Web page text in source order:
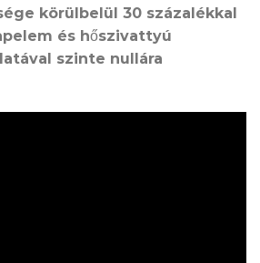
körülbelül 30 százalékkal
és hőszivattyú
szinte nullára